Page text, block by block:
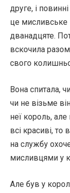
друге, і
це мисливське
дванадцяте.
вскочила
свого
Вона спитала,
чи не візьме
неї король,
всі красиві, то
на службу
мисливцями у
Але був у